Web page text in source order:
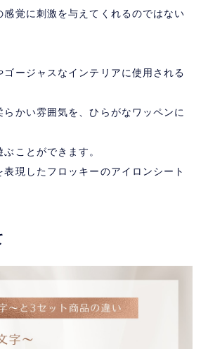
感覚に刺激を与えてくれるのではない
ゴージャスなインテリアに使用される
らかい雰囲気を、ひらがなワッペンに
ことができます。
現したフロッキーのアイロンシート